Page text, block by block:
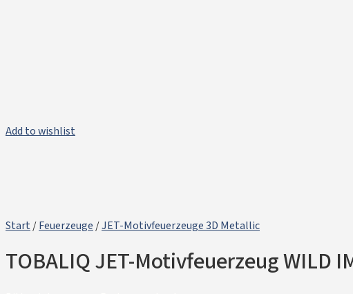
Add to wishlist
Start/Feuerzeuge /JET-Motivfeuerzeuge 3D Metallic
TOBALIQ JET-Motivfeuerzeug WILD